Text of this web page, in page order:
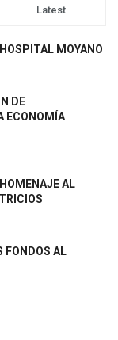
Latest
MOYANO
DE
ECONOMÍA
AL
FONDOS AL